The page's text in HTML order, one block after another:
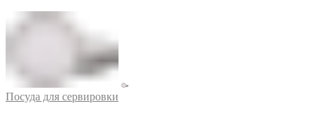
Посуда для сервировки